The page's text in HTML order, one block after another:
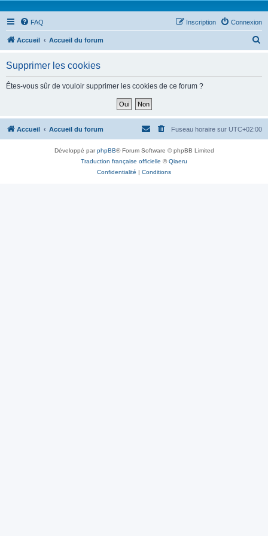
FAQ Connexion
Inscription
Accueil Accueil du forum
h
Supprimer les cookies
Êtes-vous sûr de vouloir supprimer les cookies de ce forum ?
Accueil Accueil du forum Fuseau horaire sur UTC+02:00
Développé parphpBB® Forum Software © phpBB Limited
Traduction française officielle ©Qiaeru
Confidentialité | Conditions